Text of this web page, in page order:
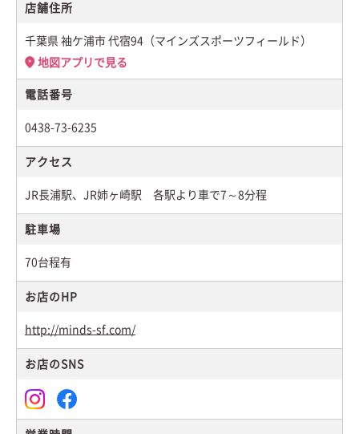
店舗住所
千葉県 袖ケ浦市 代宿94（マインズスポーツフィールド）
地図アプリで見る
電話番号
0438-73-6235
アクセス
JR長浦駅、JR姉ヶ崎駅 各駅より車で7～8分程
駐車場
70台程有
お店のHP
http://minds-sf.com/
お店のSNS